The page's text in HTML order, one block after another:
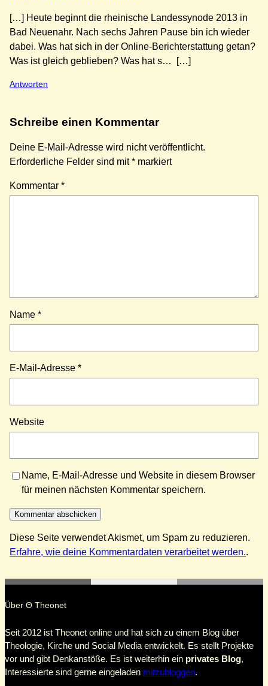
[…] Heute beginnt die rheinische Landessynode 2013 in
Bad Neuenahr. Nach sechs Jahren Pause bin ich wieder
dabei. Was hat sich in der Online-Berichterstattung getan?
Was ist gleich geblieben? Was hat s… […]
Antworten
Schreibe einen Kommentar
Deine E-Mail-Adresse wird nicht veröffentlicht.
Erforderliche Felder sind mit* markiert
Kommentar *
Name *
E-Mail-Adresse *
Website
Name, E-Mail-Adresse und Website in diesem Browser
für meinen nächsten Kommentar speichern.
Diese Seite verwendet Akismet, um Spam zu reduzieren.
Erfahre, wie deine Kommentardaten verarbeitet werden..
Über Θ Theonet
Seit 2012 ist Theonet online und hat sich zu einem Blog über
Theologie, Kirche und Social Media entwickelt. Es stellt Projekte
vor und gibt Denkanstöße. Es ist weiterhin ein privates Blog,
Interessierte sind gerne eingeladen mitzubloggen.